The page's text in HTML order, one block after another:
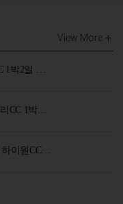
View More
1박2일 …
CC 1박…
하이원CC…